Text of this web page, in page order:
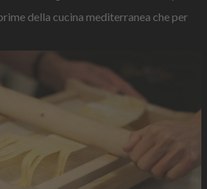
della cucina mediterranea che per